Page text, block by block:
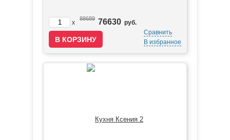
x
88689 76630 руб.
Сравнить
В избранное